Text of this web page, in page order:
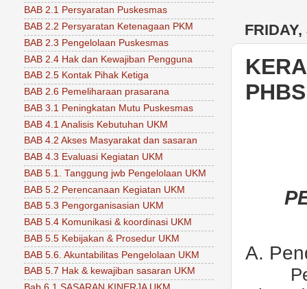
A.
BAB 2.1 Persyaratan Puskesmas
BAB 2.2 Persyaratan Ketenagaan PKM
BAB 2.3 Pengelolaan Puskesmas
BAB 2.4 Hak dan Kewajiban Pengguna
BAB 2.5 Kontak Pihak Ketiga
BAB 2.6 Pemeliharaan prasarana
BAB 3.1 Peningkatan Mutu Puskesmas
BAB 4.1 Analisis Kebutuhan UKM
BAB 4.2 Akses Masyarakat dan sasaran
BAB 4.3 Evaluasi Kegiatan UKM
BAB 5.1. Tanggung jwb Pengelolaan UKM
BAB 5.2 Perencanaan Kegiatan UKM
BAB 5.3 Pengorganisasian UKM
BAB 5.4 Komunikasi & koordinasi UKM
BAB 5.5 Kebijakan & Prosedur UKM
BAB 5.6. Akuntabilitas Pengelolaan UKM
BAB 5.7 Hak & kewajiban sasaran UKM